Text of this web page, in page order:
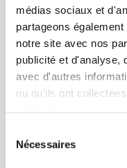
médias sociaux et
partageons
notre site avec nos
publicité et d'analyse,
avec d'autres
ou qu'ils ont
services.
Nécessaires
You must be